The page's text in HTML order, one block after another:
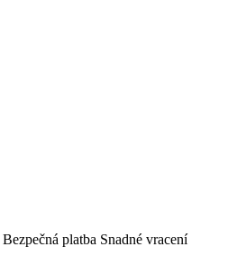
Bezpečná platba Snadné vracení